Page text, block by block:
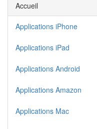
Accueil
Applications iPhone
Applications iPad
Applications Android
Applications Amazon
Applications Mac